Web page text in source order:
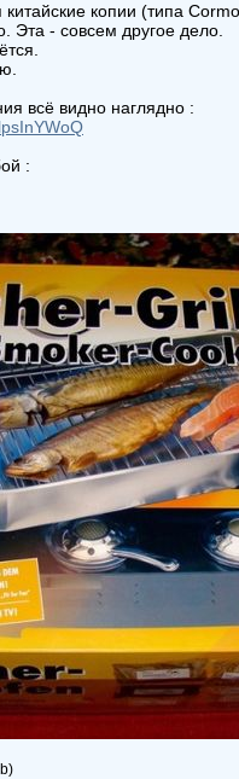
копии (типа
Эта - совсем другое дело.
всё видно наглядно :
: